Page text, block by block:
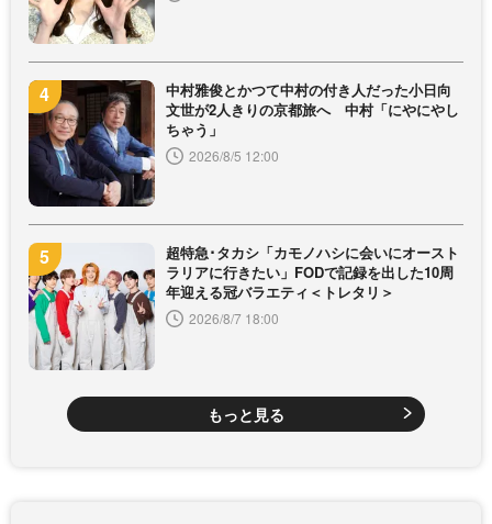
中村雅俊とかつて中村の付き人だった小日向
文世が2人きりの京都旅へ 中村「にやにやし
ちゃう」
2026/8/5 12:00
超特急･タカシ「カモノハシに会いにオースト
ラリアに行きたい」FODで記録を出した10周
年迎える冠バラエティ＜トレタリ＞
2026/8/7 18:00
もっと見る